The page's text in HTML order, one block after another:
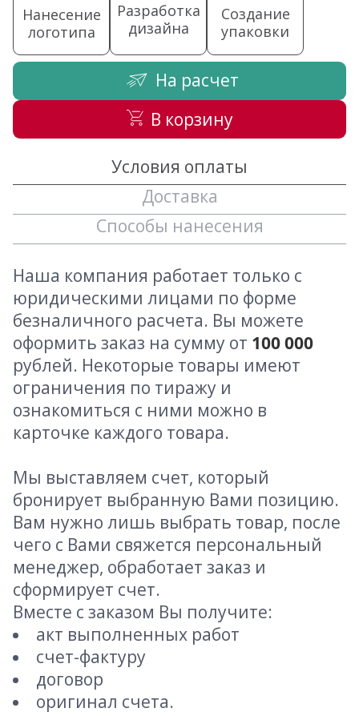
Нанесение
логотипа
Разработка
дизайна
Создание
упаковки
На расчет
В корзину
Условия оплаты
Доставка
Способы нанесения
Наша компания работает только с
юридическими лицами по форме
безналичного расчета. Вы можете
оформить заказ на сумму от 100 000
рублей. Некоторые товары имеют
ограничения по тиражу и
ознакомиться с ними можно в
карточке каждого товара.
Мы выставляем счет, который
бронирует выбранную Вами позицию.
Вам нужно лишь выбрать товар, после
чего с Вами свяжется персональный
менеджер, обработает заказ и
сформирует счет.
Вместе с заказом Вы получите:
акт выполненных работ
счет-фактуру
договор
оригинал счета.